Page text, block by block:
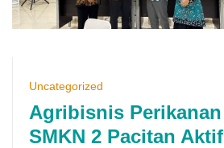
Uncategorized
Agribisnis Perikanan
SMKN 2 Pacitan Aktif